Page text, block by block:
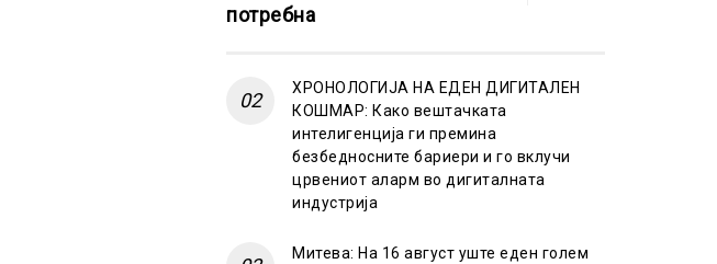
потребна
ХРОНОЛОГИЈА НА ЕДЕН ДИГИТАЛЕН
КОШМАР: Како вештачката
интелигенција ги премина
безбедносните бариери и го вклучи
црвениот аларм во дигиталната
индустрија
Митева: На 16 август уште еден голем